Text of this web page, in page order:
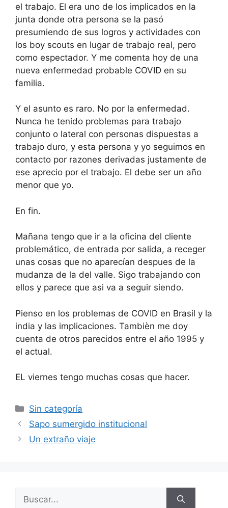
el trabajo. El era uno de los implicados en la
junta donde otra persona se la pasó
presumiendo de sus logros y actividades con
los boy scouts en lugar de trabajo real, pero
como espectador. Y me comenta hoy de una
nueva enfermedad probable COVID en su
familia.
Y el asunto es raro. No por la enfermedad.
Nunca he tenido problemas para trabajo
conjunto o lateral con personas dispuestas a
trabajo duro, y esta persona y yo seguimos en
contacto por razones derivadas justamente de
ese aprecio por el trabajo. El debe ser un año
menor que yo.
En fin.
Mañana tengo que ir a la oficina del cliente
problemático, de entrada por salida, a receger
unas cosas que no aparecían despues de la
mudanza de la del valle. Sigo trabajando con
ellos y parece que asi va a seguir siendo.
Pienso en los problemas de COVID en Brasil y la
india y las implicaciones. Tambièn me doy
cuenta de otros parecidos entre el año 1995 y
el actual.
EL viernes tengo muchas cosas que hacer.
Categorías
Sin categoría
Sapo sumergido institucional
Un extraño viaje
Buscar: